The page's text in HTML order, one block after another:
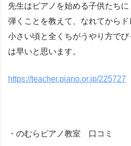
先生はピアノを始める子供たち
弾くことを教えて、なれてから
小さい頃と全くちがうやり方で
は早いと思います。
https://teacher.piano.or.jp/225727
・のむらピアノ教室 口コミ